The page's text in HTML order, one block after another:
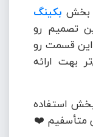
بخش بکینگ
تصمیم رو
قسمت رو
بهت ارائه
استفاده
متأسفیم ❤️